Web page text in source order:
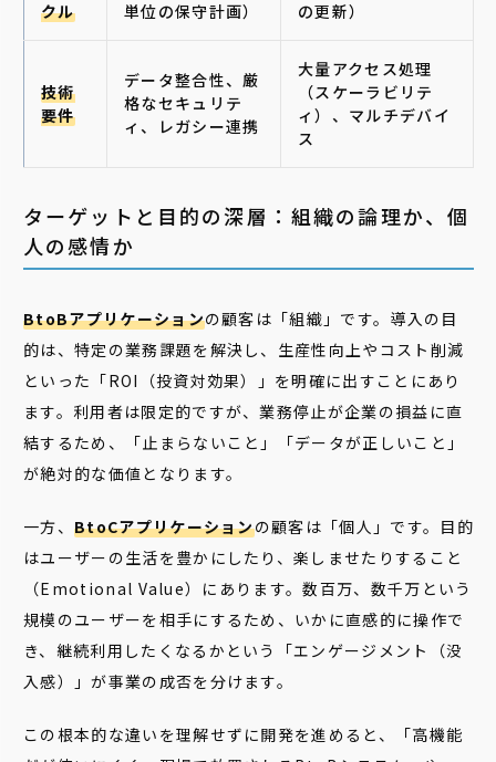
クル
単位の保守計画）
の更新）
技術
要件
データ整合性、厳
格なセキュリテ
ィ、レガシー連携
大量アクセス処理
（スケーラビリテ
ィ）、マルチデバイ
ス
ターゲットと目的の深層：組織の論理か、個
人の感情か
BtoBアプリケーションの顧客は「組織」です。導入の目
的は、特定の業務課題を解決し、生産性向上やコスト削減
といった「ROI（投資対効果）」を明確に出すことにあり
ます。利用者は限定的ですが、業務停止が企業の損益に直
結するため、「止まらないこと」「データが正しいこと」
が絶対的な価値となります。
一方、 BtoCアプリケーションの顧客は「個人」です。目的
はユーザーの生活を豊かにしたり、楽しませたりすること
（Emotional Value）にあります。数百万、数千万という
規模のユーザーを相手にするため、いかに直感的に操作で
き、継続利用したくなるかという「エンゲージメント（没
入感）」が事業の成否を分けます。
この根本的な違いを理解せずに開発を進めると、「高機能